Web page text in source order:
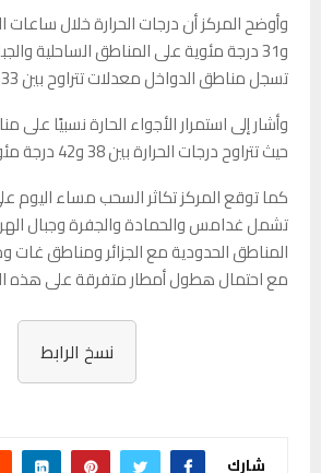
و31 درجة مئوية على المناطق الساحلية
تسجل مناطق الدواخل معدلات تتراوح بين 33 و36 درجة مئوية.
وأشار إلى استمرار الأجواء الحارة نسبيًا
حيث تتراوح درجات الحرارة بين 38 و42 درجة مئوية.
كما توقع المركز تكاثر السحب مساء اليوم
تشمل غدامس والحمادة والجفرة وجبال
المناطق الحدودية مع الجزائر ومناطق غات
مع احتمال هطول أمطار متفرقة على هذه
نسخ الرابط
شارك